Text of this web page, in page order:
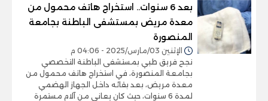
بعد 6 سنوات.. استخراج هاتف محمول من
معدة مريض بمستشفى الباطنة بجامعة
المنصورة
الإثنين 03/مارس/2025 - 04:06 م
نجح فريق طبي بمستشفى الباطنة التخصصي
بجامعة المنصورة، في استخراج هاتف محمول من
معدة مريض، بعد بقائه داخل الجهاز الهضمي
لمدة 6 سنوات، حيث كان يعاني من آلام مستمرة